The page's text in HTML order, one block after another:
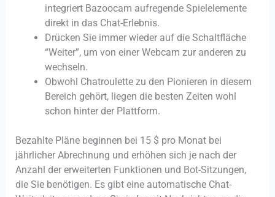
integriert Bazoocam aufregende Spielelemente
direkt in das Chat-Erlebnis.
Drücken Sie immer wieder auf die Schaltfläche
“Weiter”, um von einer Webcam zur anderen zu
wechseln.
Obwohl Chatroulette zu den Pionieren in diesem
Bereich gehört, liegen die besten Zeiten wohl
schon hinter der Plattform.
Bezahlte Pläne beginnen bei 15 $ pro Monat bei
jährlicher Abrechnung und erhöhen sich je nach der
Anzahl der erweiterten Funktionen und Bot-Sitzungen,
die Sie benötigen. Es gibt eine automatische Chat-